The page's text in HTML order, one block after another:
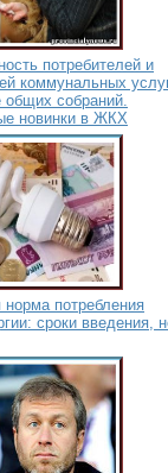
потребителей и
коммунальных
общих собраний.
новинки в ЖКХ
потребления
сроки введения,